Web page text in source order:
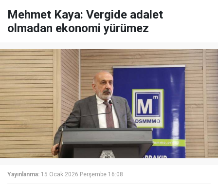
Mehmet Kaya: Vergide adalet
olmadan ekonomi yürümez
Yayınlanma: 15 Ocak 2026 Perşembe 16:08